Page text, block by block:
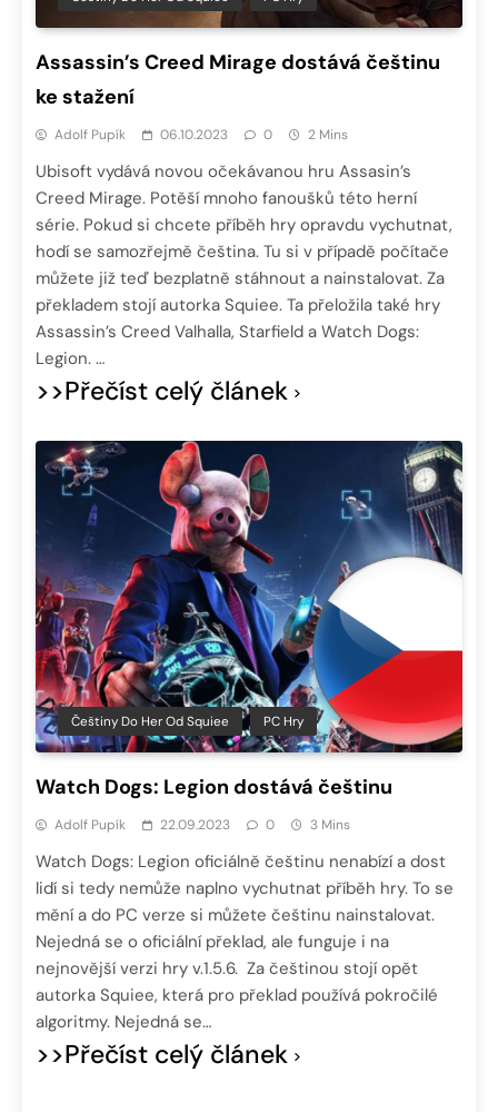
Assassin’s Creed Mirage dostává češtinu
ke stažení
Adolf Pupík 06.10.2023 0 2 Mins
Ubisoft vydává novou očekávanou hru Assasin’s
Creed Mirage. Potěší mnoho fanoušků této herní
série. Pokud si chcete příběh hry opravdu vychutnat,
hodí se samozřejmě čeština. Tu si v případě počítače
můžete již teď bezplatně stáhnout a nainstalovat. Za
překladem stojí autorka Squiee. Ta přeložila také hry
Assassin’s Creed Valhalla, Starfield a Watch Dogs:
Legion. …
>>Přečíst celý článek
Češtiny Do Her Od Squiee PC Hry
Watch Dogs: Legion dostává češtinu
Adolf Pupík 22.09.2023 0 3 Mins
Watch Dogs: Legion oficiálně češtinu nenabízí a dost
lidí si tedy nemůže naplno vychutnat příběh hry. To se
mění a do PC verze si můžete češtinu nainstalovat.
Nejedná se o oficiální překlad, ale funguje i na
nejnovější verzi hry v.1.5.6. Za češtinou stojí opět
autorka Squiee, která pro překlad používá pokročilé
algoritmy. Nejedná se…
>>Přečíst celý článek